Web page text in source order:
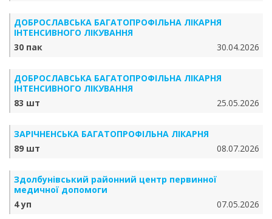
ДОБРОСЛАВСЬКА БАГАТОПРОФІЛЬНА ЛІКАРНЯ
ІНТЕНСИВНОГО ЛІКУВАННЯ
30 пак
30.04.2026
ДОБРОСЛАВСЬКА БАГАТОПРОФІЛЬНА ЛІКАРНЯ
ІНТЕНСИВНОГО ЛІКУВАННЯ
83 шт
25.05.2026
ЗАРІЧНЕНСЬКА БА­ГА­ТО­ПРО­ФІЛЬ­НА ЛІКАРНЯ
89 шт
08.07.2026
Здолбунівський районний центр первинної
медичної допомоги
4 уп
07.05.2026